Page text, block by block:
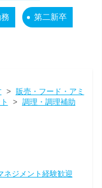
第二新卒
> 販売・フード・アミ
> 調理・調理補助
ネジメント経験歓迎